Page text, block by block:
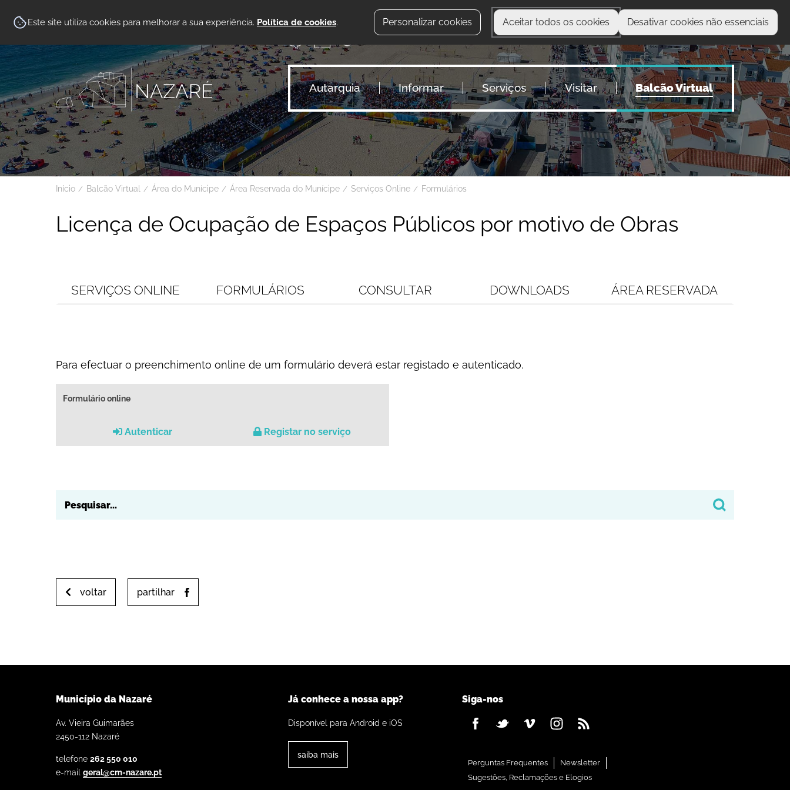
Este site utiliza cookies para melhorar a sua experiência. Política de cookies. Personalizar cookies Aceitar todos os cookies Desativar cookies não essenciais
O que procura?
Autarquia Informar Serviços Visitar Balcão Virtual
Início Balcão Virtual Área do Munícipe Área Reservada do Munícipe Serviços Online Formulários
Licença de Ocupação de Espaços Públicos por motivo de Obras
SERVIÇOS ONLINE FORMULÁRIOS CONSULTAR DOWNLOADS ÁREA RESERVADA
Para efectuar o preenchimento online de um formulário deverá estar registado e autenticado.
Formulário online
Autenticar Registar no serviço
voltar partilhar
Município da Nazaré
Av. Vieira Guimarães
2450-112 Nazaré
telefone 262 550 010
e-mail geral@cm-nazare.pt
Já conhece a nossa app?
Disponível para Android e iOS
saiba mais
Siga-nos
Perguntas Frequentes
Newsletter
Sugestões, Reclamações e Elogios